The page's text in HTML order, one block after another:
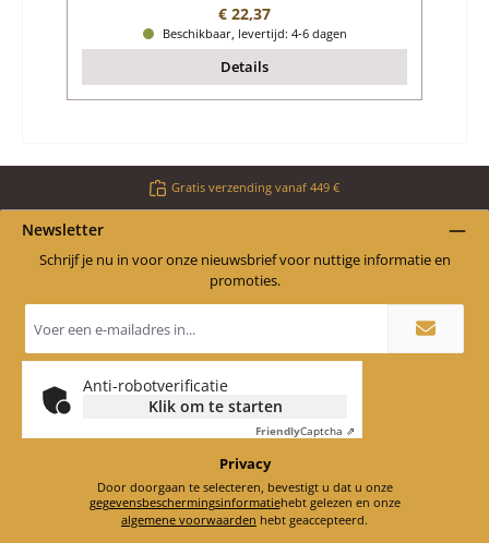
Normale prijs:
€ 22,37
Beschikbaar, levertijd: 4-6 dagen
Details
Gratis verzending vanaf 449 €
Newsletter
Schrijf je nu in voor onze nieuwsbrief voor nuttige informatie en
promoties.
mailadres
*
Anti-robotverificatie
Klik om te starten
FriendlyCaptcha ⇗
Privacy
Door doorgaan te selecteren, bevestigt u dat u onze
gegevensbeschermingsinformatie
hebt gelezen en onze
algemene voorwaarden hebt geaccepteerd.